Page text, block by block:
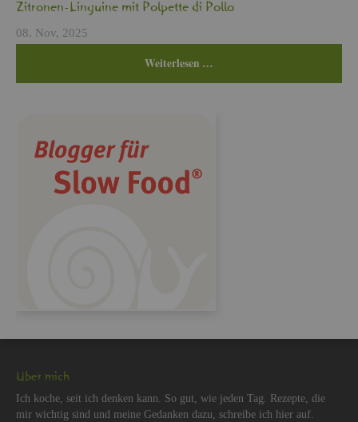
Zi­tro­nen-Lin­gui­ne mit Pol­pet­te di Pollo
08. Nov, 2025
Wei­ter­le­sen …
Über mich
Ich koche, seit ich den­ken kann. So gut, wie jeden Tag. Re­zep­te, die
mir wich­tig sind und meine Ge­dan­ken dazu, schrei­be ich hier auf.